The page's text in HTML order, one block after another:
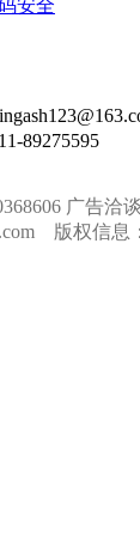
安全
89275595
广告洽
版权信息：